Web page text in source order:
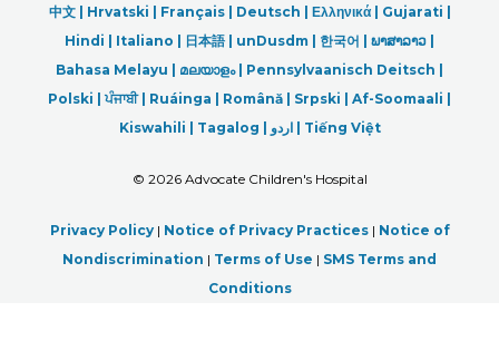
中文 | Hrvatski | Français | Deutsch Ελληνικά | Gujarati |
Hindi
Italiano 日本語| unDusdm 한국어 ພາສາລາວ
Bahasa Melayu | മലയാളം| Pennsylvaanisch Deitsch |
Polski |ਪੰਜਾਬੀ| Ruáinga | Română | Srpski
Af-Soomaali |
Kiswahili | Tagalog اردو| Tiếng Việt
© 2026 Advocate Children's Hospital
Privacy Policy| Notice of Privacy Practices| Notice of
Nondiscrimination | Terms of Use | SMS Terms and
Conditions